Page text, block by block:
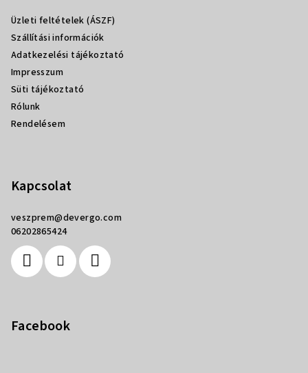
Üzleti feltételek (ÁSZF)
Szállítási információk
Adatkezelési tájékoztató
Impresszum
Süti tájékoztató
Rólunk
Rendelésem
Kapcsolat
veszprem@devergo.com
06202865424
Facebook